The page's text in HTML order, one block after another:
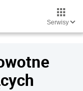
Serwisy